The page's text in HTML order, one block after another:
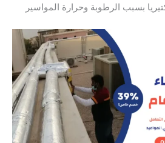
بسبب الرطوبة وحرارة المواسير